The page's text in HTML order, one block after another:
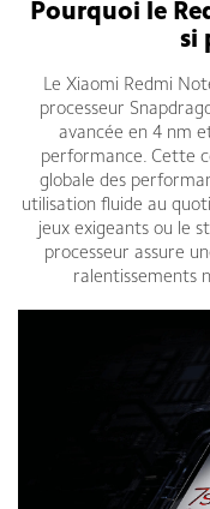
Pourquoi le
si
Le Xiaomi Redmi
processeur
avancée en 4 nm
performance. Cette
globale des
utilisation fluide au
jeux exigeants ou le
processeur assure
ralentissements